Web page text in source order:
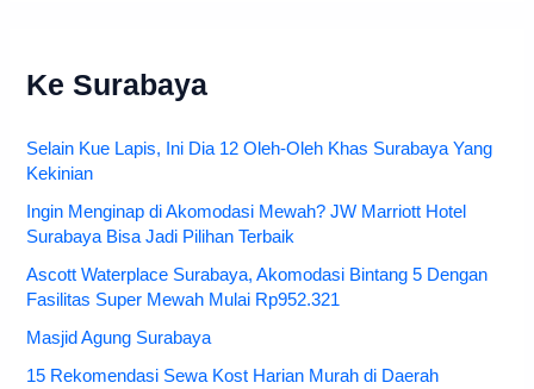
Ke Surabaya
Selain Kue Lapis, Ini Dia 12 Oleh-Oleh Khas Surabaya Yang
Kekinian
Ingin Menginap di Akomodasi Mewah? JW Marriott Hotel
Surabaya Bisa Jadi Pilihan Terbaik
Ascott Waterplace Surabaya, Akomodasi Bintang 5 Dengan
Fasilitas Super Mewah Mulai Rp952.321
Masjid Agung Surabaya
15 Rekomendasi Sewa Kost Harian Murah di Daerah